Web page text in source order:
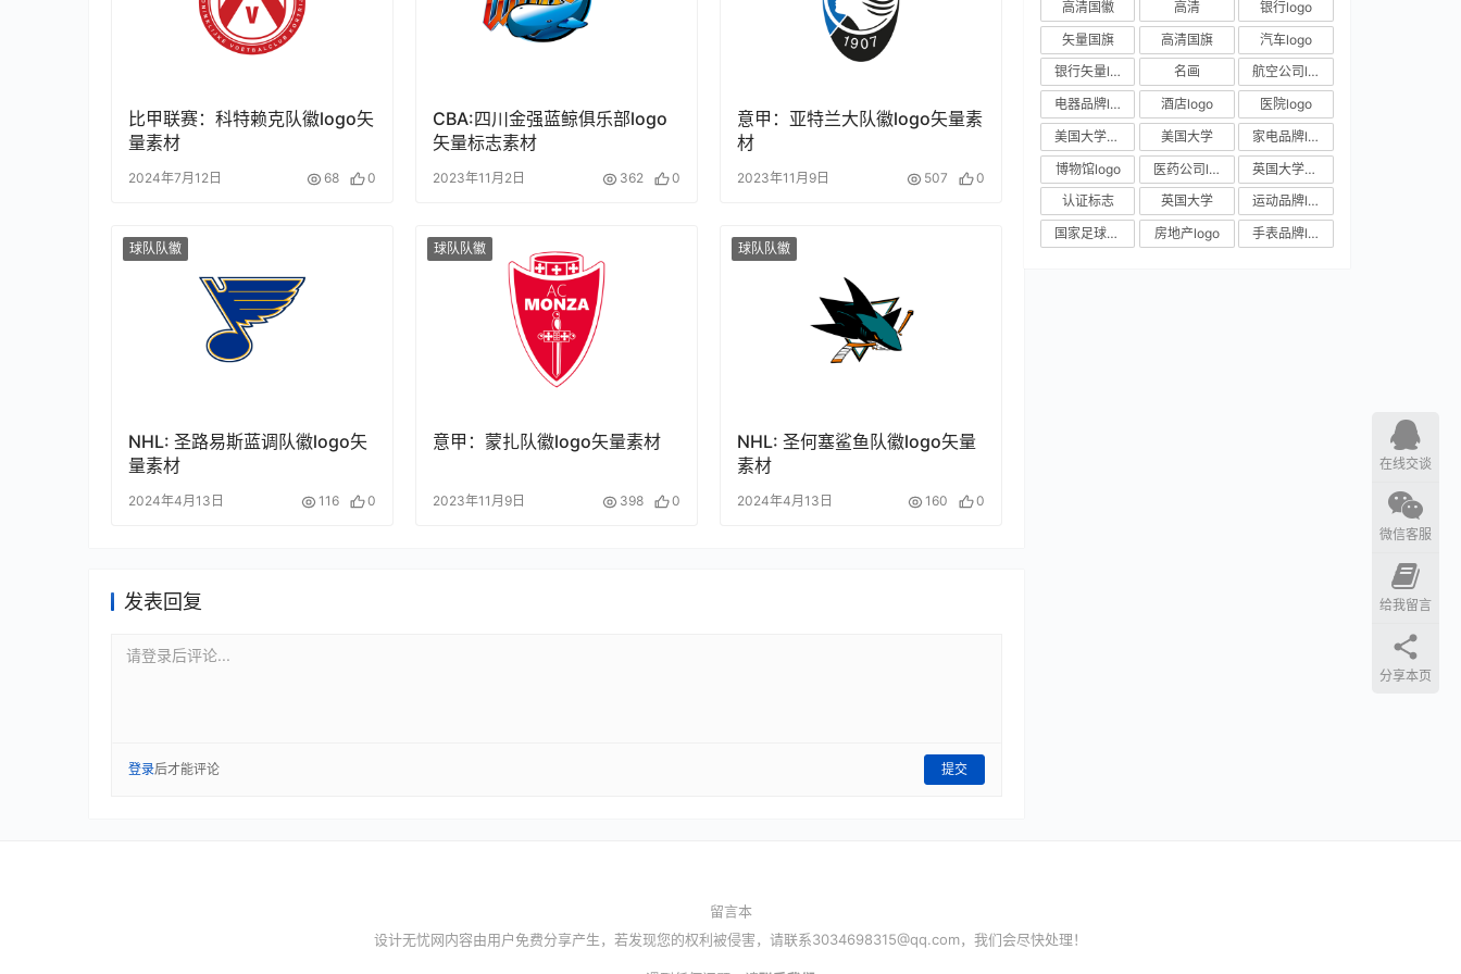
比甲联赛：科特赖克队徽logo矢
量素材
2024年7月12日 68 0
CBA:四川金强蓝鲸俱乐部logo
矢量标志素材
2023年11月2日 362 0
意甲：亚特兰大队徽logo矢量素
材
2023年11月9日 507 0
球队队徽
NHL: 圣路易斯蓝调队徽logo矢
量素材
2024年4月13日 116 0
球队队徽
意甲：蒙扎队徽logo矢量素材
2023年11月9日 398 0
球队队徽
NHL: 圣何塞鲨鱼队徽logo矢量
素材
2024年4月13日 160 0
发表回复
请登录后评论...
登录后才能评论 提交
高清国徽 高清
银行logo
矢量国旗
高清国旗
汽车logo
银行矢量logo
名画
航空公司logo
电器品牌logo
酒店logo
医院logo
美国大学校徽
美国大学
家电品牌logo
博物馆logo
医药公司logo
英国大学校徽
认证标志
英国大学
运动品牌logo
国家足球队队徽
房地产logo 手表品牌logo
留言本
设计无忧网内容由用户免费分享产生，若发现您的权利被侵害，请联系3034698315@qq.com，我们会尽快处理！
在线交谈
微信客服
给我留言
分享本页